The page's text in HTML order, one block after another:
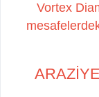
Vortex